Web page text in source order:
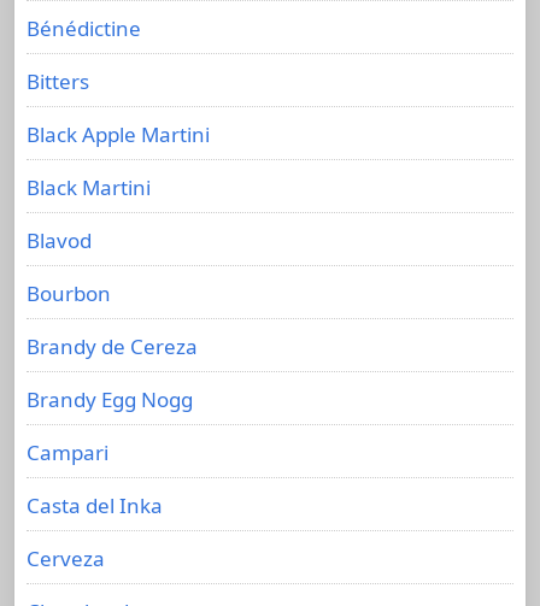
Bénédictine
Bitters
Black Apple Martini
Black Martini
Blavod
Bourbon
Brandy de Cereza
Brandy Egg Nogg
Campari
Casta del Inka
Cerveza